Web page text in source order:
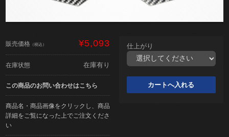
販売価格 （税込） ¥5,093
在庫状態 在庫有り
この商品のお問い合わせはこちら
商品名・商品画像をクリックし、商品
詳細をご覧になった上でご注文くださ
い
仕上がり